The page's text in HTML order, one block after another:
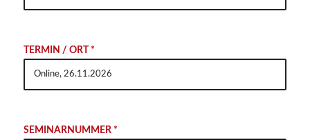
TERMIN / ORT *
SEMINARNUMMER *